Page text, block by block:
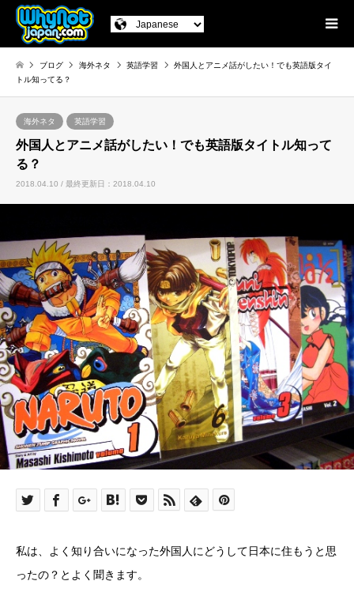
ブログ 海外ネタ 英語学習
外国人とアニメ話がしたい！でも英語版タイ
トル知ってる？
海外ネタ 英語学習
外国人とアニメ話がしたい！でも英語版タイトル知って
る？
2018.04.10 / 最終更新日：2018.04.10
私は、よく知り合いになった外国人にどうして日本に住もうと思
ったの？とよく聞きます。